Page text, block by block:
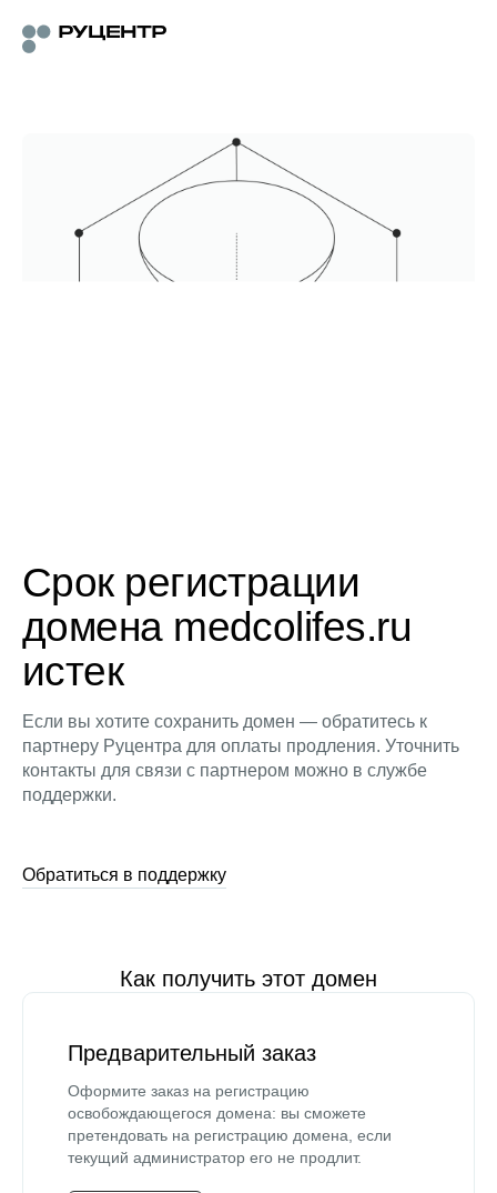
Срок регистрации
домена medcolifes.ru
истек
Если вы хотите сохранить домен — обратитесь к
партнеру Руцентра для оплаты продления. Уточнить
контакты для связи с партнером можно в службе
поддержки.
Обратиться в поддержку
Как получить этот домен
Предварительный заказ
Оформите заказ на регистрацию
освобождающегося домена: вы сможете
претендовать на регистрацию домена, если
текущий администратор его не продлит.